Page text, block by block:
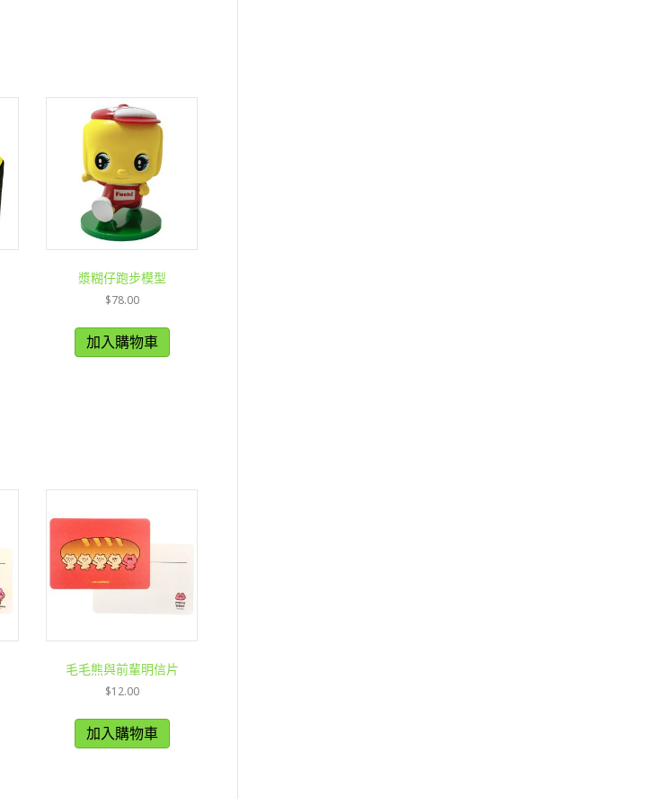
漿糊仔跑步模型
$78.00
加入購物車
毛毛熊與前輩明信片
$12.00
加入購物車